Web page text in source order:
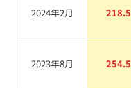
2024年2月 218.5
2023年8月 254.5